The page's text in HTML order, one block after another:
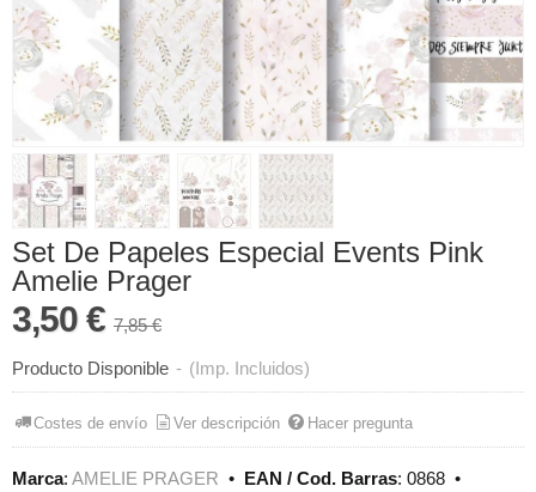
Set De Papeles Especial Events Pink
Amelie Prager
3,50 € 7,85 €
Producto Disponible - (Imp. Incluidos)
Costes de envío Ver descripción Hacer pregunta
Marca: AMELIE PRAGER • EAN / Cod. Barras: 0868 •